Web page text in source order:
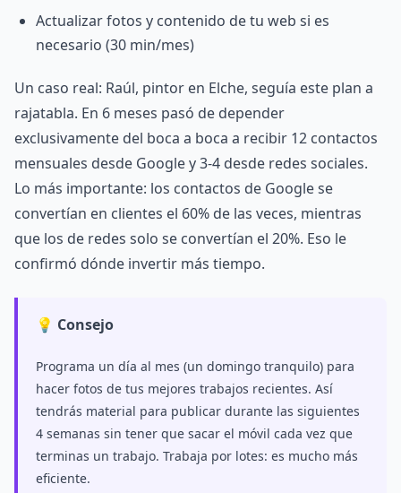
Actualizar fotos y contenido de tu web si es
necesario (30 min/mes)
Un caso real: Raúl, pintor en Elche, seguía este plan a
rajatabla. En 6 meses pasó de depender
exclusivamente del boca a boca a recibir 12 contactos
mensuales desde Google y 3-4 desde redes sociales.
Lo más importante: los contactos de Google se
convertían en clientes el 60% de las veces, mientras
que los de redes solo se convertían el 20%. Eso le
confirmó dónde invertir más tiempo.
💡 Consejo
Programa un día al mes (un domingo tranquilo) para
hacer fotos de tus mejores trabajos recientes. Así
tendrás material para publicar durante las siguientes
4 semanas sin tener que sacar el móvil cada vez que
terminas un trabajo. Trabaja por lotes: es mucho más
eficiente.